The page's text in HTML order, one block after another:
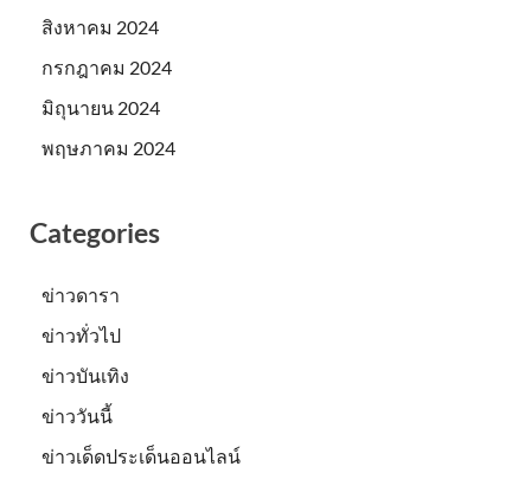
สิงหาคม 2024
กรกฎาคม 2024
มิถุนายน 2024
พฤษภาคม 2024
Categories
ข่าวดารา
ข่าวทั่วไป
ข่าวบันเทิง
ข่าววันนี้
ข่าวเด็ดประเด็นออนไลน์